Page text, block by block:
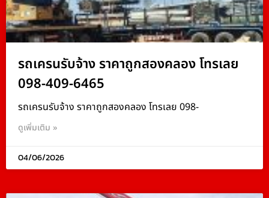
รถเครนรับจ้าง ราคาถูกสองคลอง โทรเลย
098-409-6465
รถเครนรับจ้าง ราคาถูกสองคลอง โทรเลย 098-
ดูเพิ่มเติม »
04/06/2026